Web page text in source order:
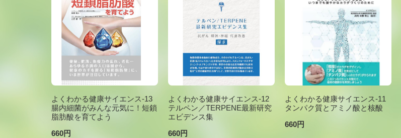
よくわかる健康サイエンス-13
腸内細菌がみんな元気に！短鎖
脂肪酸を育てよう
660円
よくわかる健康サイエンス-12
テルペン／TERPENE最新研究
エビデンス集
660円
よくわかる健康サイエンス-11
タンパク質とアミノ酸と核酸
660円